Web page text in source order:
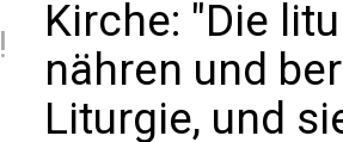
Kirche: "Die
nähren und
Liturgie, und